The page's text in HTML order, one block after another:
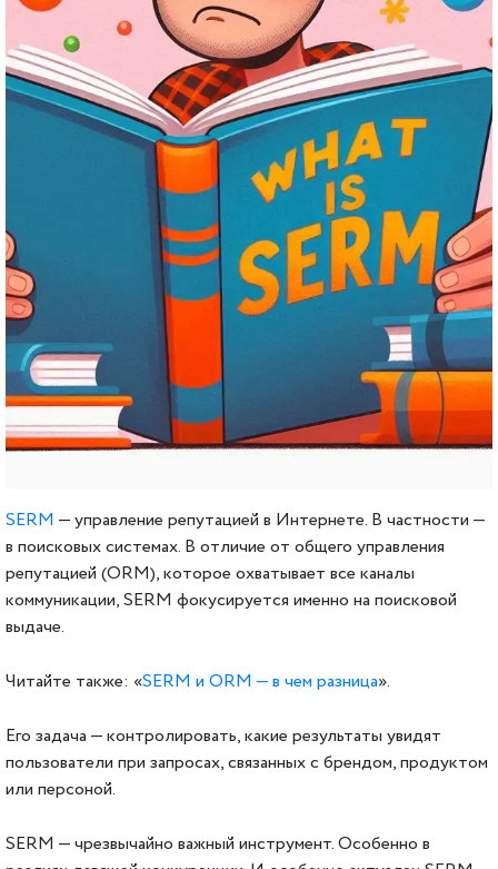
SERM — управление репутацией в Интернете. В частности —
в поисковых системах. В отличие от общего управления
репутацией (ORM), которое охватывает все каналы
коммуникации, SERM фокусируется именно на поисковой
выдаче.
Читайте также: «SERM и ORM — в чем разница».
Его задача — контролировать, какие результаты увидят
пользователи при запросах, связанных с брендом, продуктом
или персоной.
SERM — чрезвычайно важный инструмент. Особенно в